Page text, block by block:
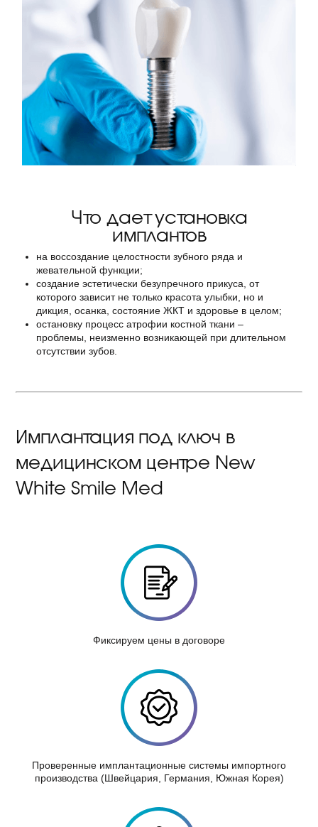
Что дает установка
имплантов
на воссоздание целостности зубного ряда и
жевательной функции;
создание эстетически безупречного прикуса, от
которого зависит не только красота улыбки, но и
дикция, осанка, состояние ЖКТ и здоровье в целом;
остановку процесс атрофии костной ткани –
проблемы, неизменно возникающей при длительном
отсутствии зубов.
Имплантация под ключ в
медицинском центре New
White Smile Med
Фиксируем цены в договоре
Проверенные имплантационные системы импортного
производства (Швейцария, Германия, Южная Корея)